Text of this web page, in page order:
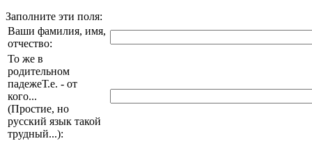
Заполните эти поля:
Ваши фамилия, имя,
отчество:
То же в
родительном
падежеТ.е. - от
кого...
(Простие, но
русский язык такой
трудный...):